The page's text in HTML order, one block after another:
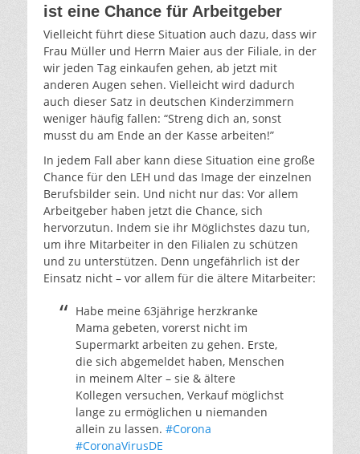
ist eine Chance für Arbeitgeber
Vielleicht führt diese Situation auch dazu, dass wir
Frau Müller und Herrn Maier aus der Filiale, in der
wir jeden Tag einkaufen gehen, ab jetzt mit
anderen Augen sehen. Vielleicht wird dadurch
auch dieser Satz in deutschen Kinderzimmern
weniger häufig fallen: “Streng dich an, sonst
musst du am Ende an der Kasse arbeiten!”
In jedem Fall aber kann diese Situation eine große
Chance für den LEH und das Image der einzelnen
Berufsbilder sein. Und nicht nur das: Vor allem
Arbeitgeber haben jetzt die Chance, sich
hervorzutun. Indem sie ihr Möglichstes dazu tun,
um ihre Mitarbeiter in den Filialen zu schützen
und zu unterstützen. Denn ungefährlich ist der
Einsatz nicht – vor allem für die ältere Mitarbeiter:
Habe meine 63jährige herzkranke
Mama gebeten, vorerst nicht im
Supermarkt arbeiten zu gehen. Erste,
die sich abgemeldet haben, Menschen
in meinem Alter – sie & ältere
Kollegen versuchen, Verkauf möglichst
lange zu ermöglichen u niemanden
allein zu lassen. #Corona
#CoronaVirusDE